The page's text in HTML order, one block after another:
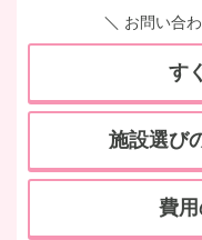
お問い合
す
施設選び
費